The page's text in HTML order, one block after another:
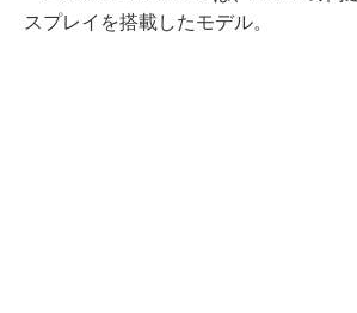
スプレイを搭載したモデル。